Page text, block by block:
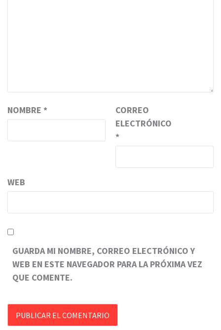
NOMBRE *
CORREO
ELECTRÓNICO
*
WEB
GUARDA MI NOMBRE, CORREO ELECTRÓNICO Y
WEB EN ESTE NAVEGADOR PARA LA PRÓXIMA VEZ
QUE COMENTE.